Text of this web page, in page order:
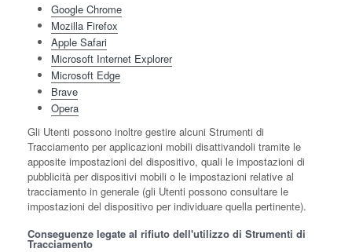
Google Chrome
Mozilla Firefox
Apple Safari
Microsoft Internet Explorer
Microsoft Edge
Brave
Opera
Gli Utenti possono inoltre gestire alcuni Strumenti di
Tracciamento per applicazioni mobili disattivandoli tramite le
apposite impostazioni del dispositivo, quali le impostazioni di
pubblicità per dispositivi mobili o le impostazioni relative al
tracciamento in generale (gli Utenti possono consultare le
impostazioni del dispositivo per individuare quella pertinente).
Conseguenze legate al rifiuto dell'utilizzo di Strumenti di
Tracciamento